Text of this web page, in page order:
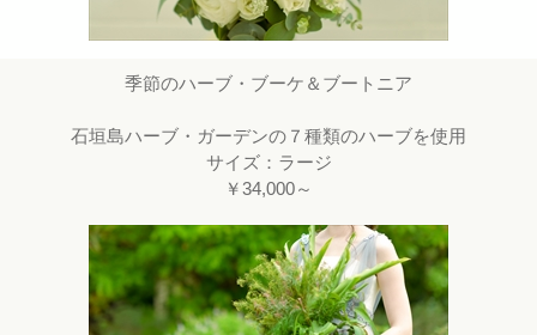
季節のハーブ・ブーケ＆ブートニア
石垣島ハーブ・ガーデンの７種類のハーブを使用
サイズ：ラージ
￥34,000～